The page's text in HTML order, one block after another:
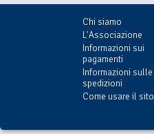
Chi siamo
L'Associazione
Informazioni sui
pagamenti
Informazioni sulle
spedizioni
Come usare il sito